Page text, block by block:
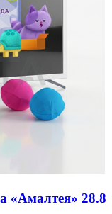
«Амалтея» 28.8